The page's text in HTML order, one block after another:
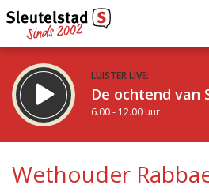
LUISTER LIVE:
De ochtend van
6.00 - 12.00 uur
De middag van Sleutelstad
12.00 - 18.00 uur
Wethouder